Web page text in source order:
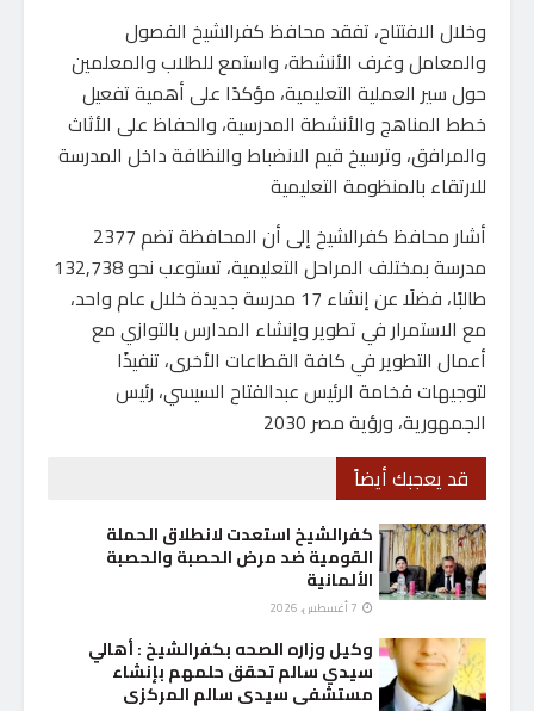
وخلال الافتتاح، تفقد محافظ كفرالشيخ الفصول
والمعامل وغرف الأنشطة، واستمع للطلاب والمعلمين
حول سير العملية التعليمية، مؤكدًا على أهمية تفعيل
خطط المناهج والأنشطة المدرسية، والحفاظ على الأثاث
والمرافق، وترسيخ قيم الانضباط والنظافة داخل المدرسة
للارتقاء بالمنظومة التعليمية
أشار محافظ كفرالشيخ إلى أن المحافظة تضم 2377
مدرسة بمختلف المراحل التعليمية، تستوعب نحو 132,738
طالبًا، فضلًا عن إنشاء 17 مدرسة جديدة خلال عام واحد،
مع الاستمرار في تطوير وإنشاء المدارس بالتوازي مع
أعمال التطوير في كافة القطاعات الأخرى، تنفيذًا
لتوجيهات فخامة الرئيس عبدالفتاح السيسي، رئيس
الجمهورية، ورؤية مصر 2030
قد يعجبك أيضاً
كفرالشيخ استعدت لانطلاق الحملة
القومية ضد مرض الحصبة والحصبة
الألمانية
وكيل وزاره الصحه بكفرالشيخ : أهالي
سيدي سالم تحقق حلمهم بإنشاء
مستشفى سيدى سالم المركزى